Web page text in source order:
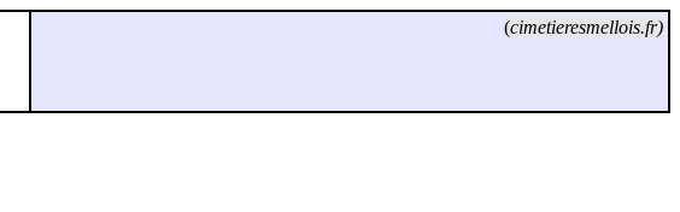
(cimetieresmellois.fr)